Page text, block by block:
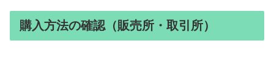
購入方法の確認（販売所・取引所）